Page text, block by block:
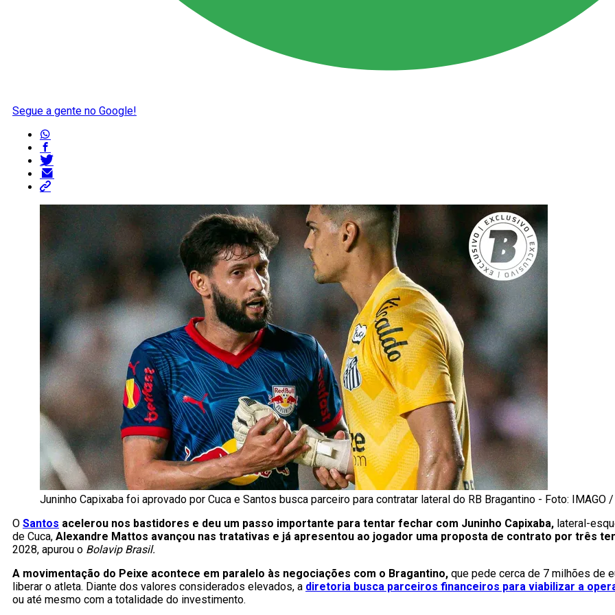
Segue a gente no Google!
Juninho Capixaba foi aprovado por Cuca e Santos busca parceiro para contratar lateral do RB Bragantino - Foto: IMAGO
O Santos acelerou nos bastidores e deu um passo importante para tentar fechar com Juninho Capixaba, lateral-
de Cuca, Alexandre Mattos avançou nas tratativas e já apresentou ao jogador uma proposta de contrato por três
2028, apurou o Bolavip Brasil.
A movimentação do Peixe acontece em paralelo às negociações com o Bragantino, que pede cerca de 7 milhões de
liberar o atleta. Diante dos valores considerados elevados, a diretoria busca parceiros financeiros para viabilizar a
ou até mesmo com a totalidade do investimento.